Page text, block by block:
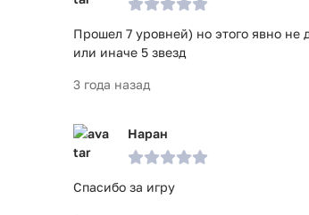
Прошел 7 уровней) но этого явно не
или иначе 5 звезд
3 года назад
Наран
Спасибо за игру